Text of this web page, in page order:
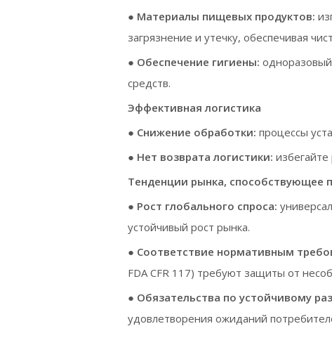
● Материалы пищевых продуктов:
загрязнение и утечку, обеспечивая
● Обеспечение гигиены:
средств.
Эффективная логистика
● Снижение обработки: процессы
● Нет возврата логистики:
Тенденции рынка, способствующее
● Рост глобального спроса:
устойчивый рост рынка.
● Соответствие нормативным
FDA CFR 117) требуют защиты от
● Обязательства по устойчивому
удовлетворения ожиданий